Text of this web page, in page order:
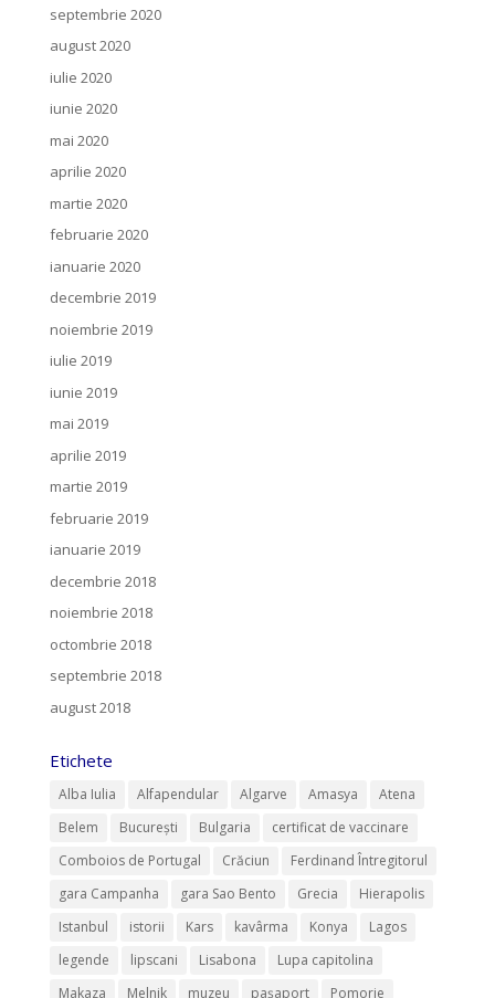
septembrie 2020
august 2020
iulie 2020
iunie 2020
mai 2020
aprilie 2020
martie 2020
februarie 2020
ianuarie 2020
decembrie 2019
noiembrie 2019
iulie 2019
iunie 2019
mai 2019
aprilie 2019
martie 2019
februarie 2019
ianuarie 2019
decembrie 2018
noiembrie 2018
octombrie 2018
septembrie 2018
august 2018
Etichete
Alba Iulia Alfapendular Algarve Amasya
Atena
Belem
București Bulgaria
certificat de vaccinare
Comboios de Portugal
Crăciun
Ferdinand Întregitorul
gara Campanha
gara Sao Bento Grecia
Hierapolis
Istanbul
istorii Kars kavârma Konya
Lagos
legende
lipscani Lisabona
Lupa capitolina
Makaza
Melnik muzeu pașaport
Pomorie